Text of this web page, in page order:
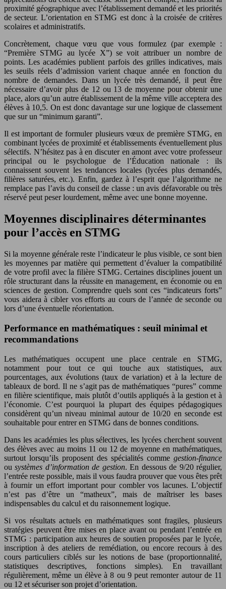
proximité géographique avec l’établissement demandé et les priorités
de secteur. L’orientation en STMG est donc à la croisée de critères
scolaires et administratifs.
Concrètement, chaque vœu que vous formulez (par exemple :
“Première STMG au lycée X”) se voit attribuer un nombre de
points. Les académies publient parfois des grilles indicatives, mais
les seuils réels d’admission varient chaque année en fonction du
nombre de demandes. Dans un lycée très demandé, il peut être
nécessaire d’avoir plus de 12 ou 13 de moyenne pour obtenir une
place, alors qu’un autre établissement de la même ville acceptera des
élèves à 10,5. On est donc davantage sur une logique de classement
que sur un “minimum garanti”.
Il est important de formuler plusieurs vœux de première STMG, en
combinant lycées de proximité et établissements éventuellement plus
sélectifs. N’hésitez pas à en discuter en amont avec votre professeur
principal ou le psychologue de l’Éducation nationale : ils
connaissent souvent les tendances locales (lycées plus demandés,
filières saturées, etc.). Enfin, gardez à l’esprit que l’algorithme ne
remplace pas l’avis du conseil de classe : un avis défavorable ou très
réservé peut peser lourdement, même avec une bonne moyenne.
Moyennes disciplinaires déterminantes
pour l’accès en STMG
Si la moyenne générale reste l’indicateur le plus visible, ce sont bien
les moyennes par matière qui permettent d’évaluer la compatibilité
de votre profil avec la filière STMG. Certaines disciplines jouent un
rôle structurant dans la réussite en management, en économie ou en
sciences de gestion. Comprendre quels sont ces “indicateurs forts”
vous aidera à cibler vos efforts au cours de l’année de seconde ou
lors d’une éventuelle réorientation.
Performance en mathématiques : seuil minimal et
recommandations
Les mathématiques occupent une place centrale en STMG,
notamment pour tout ce qui touche aux statistiques, aux
pourcentages, aux évolutions (taux de variation) et à la lecture de
tableaux de bord. Il ne s’agit pas de mathématiques “pures” comme
en filière scientifique, mais plutôt d’outils appliqués à la gestion et à
l’économie. C’est pourquoi la plupart des équipes pédagogiques
considèrent qu’un niveau minimal autour de 10/20 en seconde est
souhaitable pour entrer en STMG dans de bonnes conditions.
Dans les académies les plus sélectives, les lycées cherchent souvent
des élèves avec au moins 11 ou 12 de moyenne en mathématiques,
surtout lorsqu’ils proposent des spécialités comme gestion-finance
ousystèmes d’information de gestion. En dessous de 9/20 régulier,
l’entrée reste possible, mais il vous faudra prouver que vous êtes prêt
à fournir un effort important pour combler vos lacunes. L’objectif
n’est pas d’être un “matheux”, mais de maîtriser les bases
indispensables du calcul et du raisonnement logique.
Si vos résultats actuels en mathématiques sont fragiles, plusieurs
stratégies peuvent être mises en place avant ou pendant l’entrée en
STMG : participation aux heures de soutien proposées par le lycée,
inscription à des ateliers de remédiation, ou encore recours à des
cours particuliers ciblés sur les notions de base (proportionnalité,
statistiques descriptives, fonctions simples). En travaillant
régulièrement, même un élève à 8 ou 9 peut remonter autour de 11
ou 12 et sécuriser son projet d’orientation.